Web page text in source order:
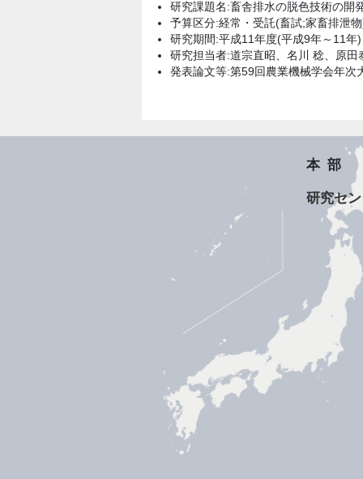
研究課題名:畜舎排水の脱色技術の開
予算区分:経常・受託(畜試;家畜排泄
研究期間:平成11年度(平成9年～11年)
研究担当者:道宗直昭、名川 稔、原田
発表論文等:第59回農業機械学会年次
本部
研究セ